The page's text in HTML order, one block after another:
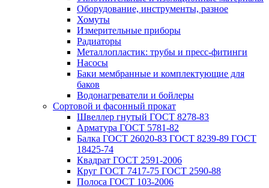
Оборудование, инструменты, разное
Хомуты
Измерительные приборы
Радиаторы
Металлопластик: трубы и пресс-фитинги
Насосы
Баки мембранные и комплектующие для
баков
Водонагреватели и бойлеры
Сортовой и фасонный прокат
Швеллер гнутый ГОСТ 8278-83
Арматура ГОСТ 5781-82
Балка ГОСТ 26020-83 ГОСТ 8239-89 ГОСТ
18425-74
Квадрат ГОСТ 2591-2006
Круг ГОСТ 7417-75 ГОСТ 2590-88
Полоса ГОСТ 103-2006